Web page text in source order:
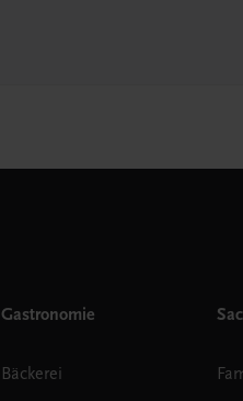
Gastronomie
Bäckerei